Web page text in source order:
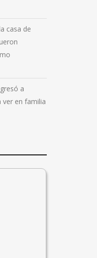
casa de
a
ver en familia